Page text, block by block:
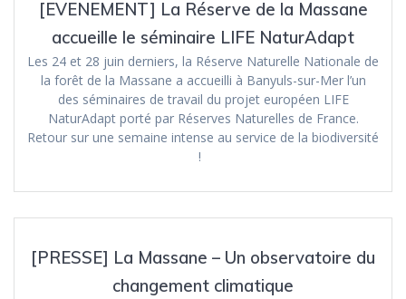
[EVENEMENT] La Réserve de la Massane
accueille le séminaire LIFE NaturAdapt
Les 24 et 28 juin derniers, la Réserve Naturelle Nationale de
la forêt de la Massane a accueilli à Banyuls-sur-Mer l’un
des séminaires de travail du projet européen LIFE
NaturAdapt porté par Réserves Naturelles de France.
Retour sur une semaine intense au service de la biodiversité
!
[PRESSE] La Massane – Un observatoire du
changement climatique